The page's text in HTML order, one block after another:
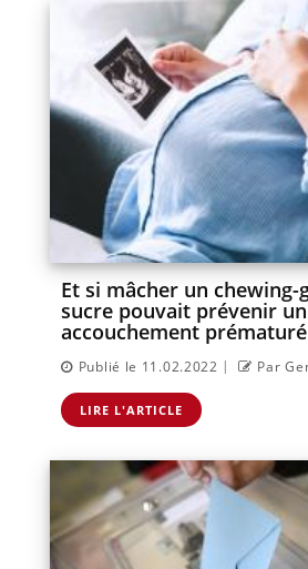
Et si mâcher un chewing-
sucre pouvait prévenir un
accouchement
Publié le 11.02.2022 | Par
LIRE L'ARTICLE